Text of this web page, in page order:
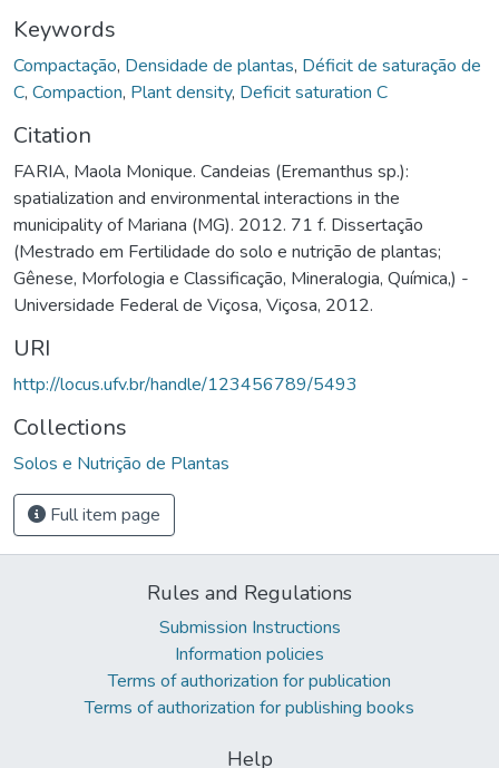
Keywords
Compactação, Densidade de plantas, Déficit de saturação de
C, Compaction, Plant density, Deficit saturation C
Citation
FARIA, Maola Monique. Candeias (Eremanthus sp.):
spatialization and environmental interactions in the
municipality of Mariana (MG). 2012. 71 f. Dissertação
(Mestrado em Fertilidade do solo e nutrição de plantas;
Gênese, Morfologia e Classificação, Mineralogia, Química,) -
Universidade Federal de Viçosa, Viçosa, 2012.
URI
http://locus.ufv.br/handle/123456789/5493
Collections
Solos e Nutrição de Plantas
Full item page
Rules and Regulations
Submission Instructions
Information policies
Terms of authorization for publication
Terms of authorization for publishing books
Help